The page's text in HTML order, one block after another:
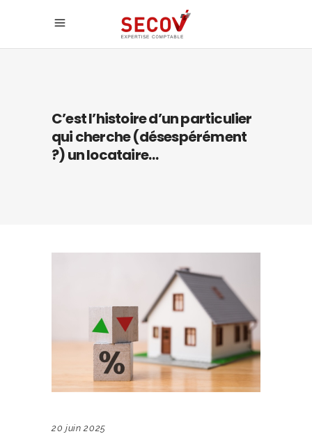
C’est l’histoire d’un particulier
qui cherche (désespérément
?) un locataire…
20 juin 2025